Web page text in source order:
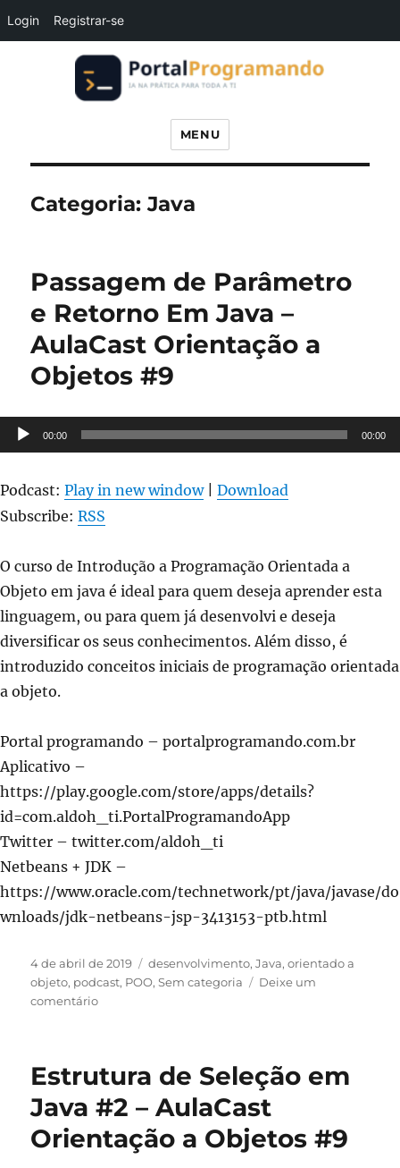
Login Registrar-se
Portal Programando
MENU
Categoria:Java
Passagem de Parâmetro
e Retorno Em Java –
AulaCast Orientação a
Objetos #9
Tocador
de
00:00 00:00
Podcast: Play in new window| Download
Subscribe: RSS
O curso de Introdução a Programação Orientada a
Objeto em java é ideal para quem deseja aprender esta
linguagem, ou para quem já desenvolvi e deseja
diversificar os seus conhecimentos. Além disso, é
introduzido conceitos iniciais de programação orientada
a objeto.
Portal programando – portalprogramando.com.br
Aplicativo –
https://play.google.com/store/apps/details?
id=com.aldoh_ti.PortalProgramandoApp
Twitter – twitter.com/aldoh_ti
Netbeans + JDK –
https://www.oracle.com/technetwork/pt/java/javase/do
wnloads/jdk-netbeans-jsp-3413153-ptb.html
Publicado
em
4 de abril de 2019 Categorias
desenvolvimento,Java,orientado a
objeto, podcast, POO,Sem categoria
Deixe um
comentárioem
e
Em
Java
–
Estrutura de Seleção em
Java #2 – AulaCast
Orientação a Objetos #9